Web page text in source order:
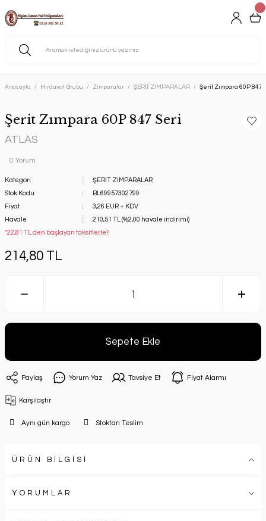
Anasayfa Hırdavat Grubu Zımparalar ŞERİT ZIMPARALAR Şerit Zımpara 60P 847
Şerit Zımpara 60P 847 Seri
ATLAS
0 Yorum
Kategori
ŞERİT ZIMPARALAR
Stok Kodu
BL69957302799
Fiyat
3,26 EUR + KDV
Havale
210,51 TL (%2,00 havale indirimi)
*22,81 TL den başlayan taksitlerle!!
214,80 TL
Sepete Ekle
Paylaş Yorum Yaz Tavsiye Et Fiyat Alarmı
Karşılaştır
Aynı gün kargo Stoktan Teslim
ÜRÜN BİLGİSİ
YORUMLAR